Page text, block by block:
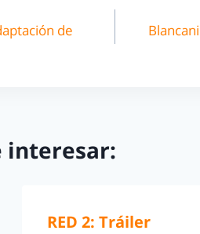
de
interesar:
RED 2: Tráiler